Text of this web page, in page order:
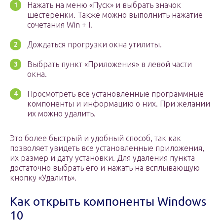
Нажать на меню «Пуск» и выбрать значок
шестеренки. Также можно выполнить нажатие
сочетания Win + I.
Дождаться прогрузки окна утилиты.
Выбрать пункт «Приложения» в левой части
окна.
Просмотреть все установленные программные
компоненты и информацию о них. При желании
их можно удалить.
Это более быстрый и удобный способ, так как
позволяет увидеть все установленные приложения,
их размер и дату установки. Для удаления пункта
достаточно выбрать его и нажать на всплывающую
кнопку «Удалить».
Как открыть компоненты Windows
10